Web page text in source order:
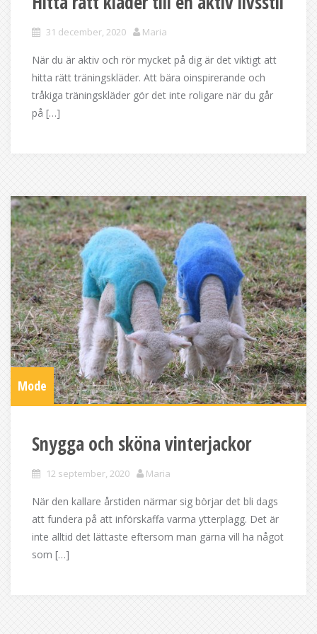
31 december, 2020 Maria
När du är aktiv och rör mycket på dig är det viktigt att
hitta rätt träningskläder. Att bära oinspirerande och
tråkiga träningskläder gör det inte roligare när du går
på […]
Mode
Snygga och sköna vinterjackor
12 september, 2020 Maria
När den kallare årstiden närmar sig börjar det bli dags
att fundera på att införskaffa varma ytterplagg. Det är
inte alltid det lättaste eftersom man gärna vill ha något
som […]